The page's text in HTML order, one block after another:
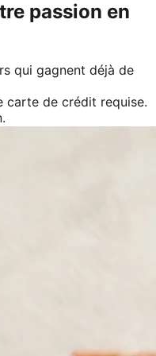
passion en
qui gagnent déjà de
carte de crédit requise.